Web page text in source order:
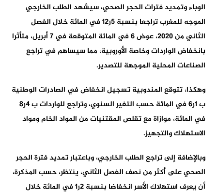
الوباء وتمديد فترات الحجر الصحي، سيشهد الطلب الخارجي
الموجه للمغرب تراجعا بنسبة 5ر12 في المائة خلال الفصل
الثاني من 2020، عوض 6 في المائة المتوقعة في 7 أبريل، متأثرا
بانخفاض الواردات وخاصة الأوروبية، مما سيساهم في تراجع
الصناعات المحلية الموجهة للتصدير.
وهكذا، تتوقع المندوبية تسجيل انخفاض في الصادرات الوطنية
ب 1ر6 في المائة حسب التغير السنوي، وتراجع للواردات ب 4ر8
في المائة، موازاة مع تقلص المقتنيات من المواد الخام ومواد
الاستهلاك والتجهيز.
وبالإضافة إلى تراجع الطلب الخارجي، وباعتبار تمديد فترة الحجر
الصحي على أكثر من نصف الفصل الثاني، ينتظر، حسب المذكرة،
أن يعرف استهلاك الأسر انخفاضا بنسبة 2ر1 في المائة خلال